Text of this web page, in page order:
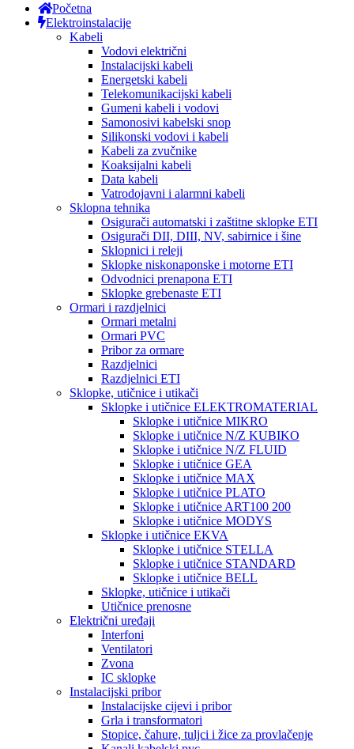
Početna
Elektroinstalacije
Kabeli
Vodovi električni
Instalacijski kabeli
Energetski kabeli
Telekomunikacijski kabeli
Gumeni kabeli i vodovi
Samonosivi kabelski snop
Silikonski vodovi i kabeli
Kabeli za zvučnike
Koaksijalni kabeli
Data kabeli
Vatrodojavni i alarmni kabeli
Sklopna tehnika
Osigurači automatski i zaštitne sklopke ETI
Osigurači DII, DIII, NV, sabirnice i šine
Sklopnici i releji
Sklopke niskonaponske i motorne ETI
Odvodnici prenapona ETI
Sklopke grebenaste ETI
Ormari i razdjelnici
Ormari metalni
Ormari PVC
Pribor za ormare
Razdjelnici
Razdjelnici ETI
Sklopke, utičnice i utikači
Sklopke i utičnice ELEKTROMATERIAL
Sklopke i utičnice MIKRO
Sklopke i utičnice N/Z KUBIKO
Sklopke i utičnice N/Z FLUID
Sklopke i utičnice GEA
Sklopke i utičnice MAX
Sklopke i utičnice PLATO
Sklopke i utičnice ART100 200
Sklopke i utičnice MODYS
Sklopke i utičnice EKVA
Sklopke i utičnice STELLA
Sklopke i utičnice STANDARD
Sklopke i utičnice BELL
Sklopke, utičnice i utikači
Utičnice prenosne
Električni uređaji
Interfoni
Ventilatori
Zvona
IC sklopke
Instalacijski pribor
Instalacijske cijevi i pribor
Grla i transformatori
Stopice, čahure, tuljci i žice za provlačenje